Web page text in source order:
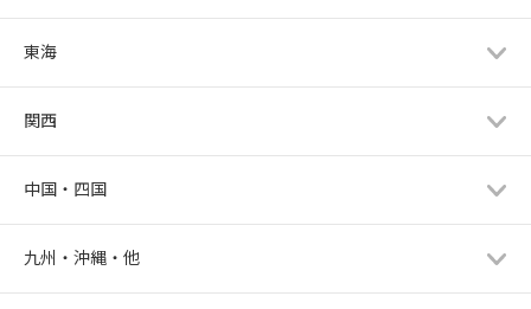
東海
関西
中国・四国
九州・沖縄・他